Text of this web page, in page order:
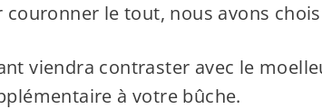
couronner le tout, nous avons
viendra contraster avec le
à votre bûche.